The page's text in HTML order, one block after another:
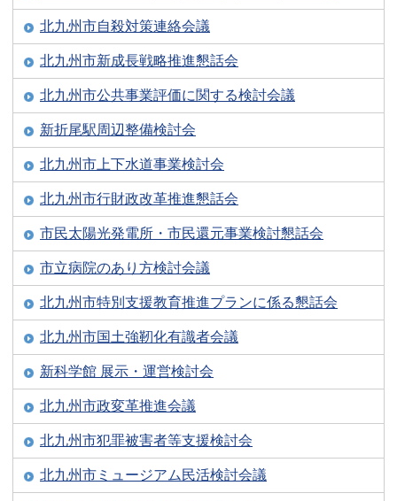
北九州市自殺対策連絡会議
北九州市新成長戦略推進懇話会
北九州市公共事業評価に関する検討会議
新折尾駅周辺整備検討会
北九州市上下水道事業検討会
北九州市行財政改革推進懇話会
市民太陽光発電所・市民還元事業検討懇話会
市立病院のあり方検討会議
北九州市特別支援教育推進プランに係る懇話会
北九州市国土強靭化有識者会議
新科学館 展示・運営検討会
北九州市政変革推進会議
北九州市犯罪被害者等支援検討会
北九州市ミュージアム民活検討会議